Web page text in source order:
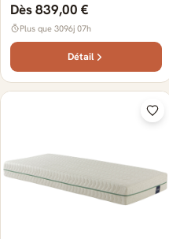
Dès 839,00 €
Plus que 3096j 07h
Détail